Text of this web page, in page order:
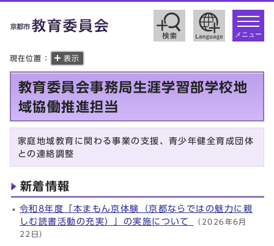
toggle
メニュー
現在位置： 表示
教育委員会事務局生涯学習部学校地
域協働推進担当
家庭地域教育に関わる事業の支援、青少年健全育成団体
との連絡調整
新着情報
令和8年度「本まもん京体験（京都ならではの魅力に親
しむ読書活動の充実）」の実施について
（2026年6月
22日）